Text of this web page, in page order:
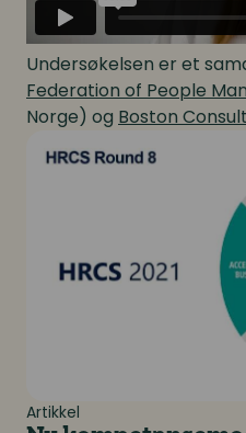
Undersøkelsen er et
Federation of People
Norge) og Boston
Artikkel